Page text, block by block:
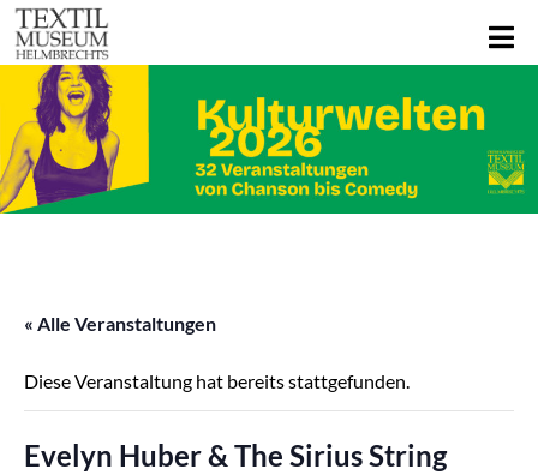
« Alle Veranstaltungen
Diese Veranstaltung hat bereits stattgefunden.
Evelyn Huber & The Sirius String